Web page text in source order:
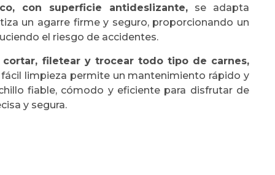
con superficie antideslizante, se adapta
un agarre firme y seguro, proporcionando un
el riesgo de accidentes.
cortar, filetear y trocear todo tipo de carnes,
fácil limpieza permite un mantenimiento rápido y
fiable, cómodo y eficiente para disfrutar de
y segura.